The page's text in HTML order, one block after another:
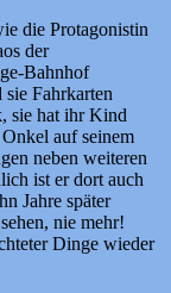
die Protagonistin
der
Bahnhof
Fahrkarten
sie hat ihr Kind
auf seinem
neben weiteren
ist er dort auch
Jahre später
nie mehr!
Dinge wieder